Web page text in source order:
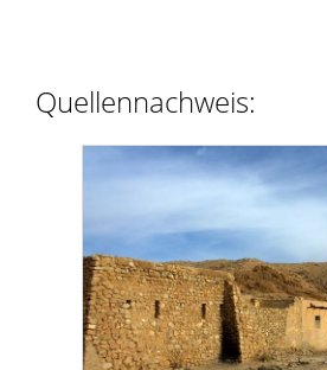
Quellennachweis: